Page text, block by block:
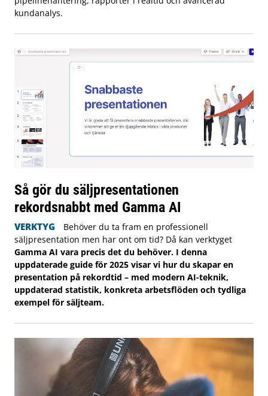
kundanalys.
Så gör du säljpresentationen
rekordsnabbt med Gamma AI
VERKTYG
Behöver du ta fram en professionell
säljpresentation men har ont om tid? Då kan verktyget
Gamma AI vara precis det du behöver. I denna
uppdaterade guide för 2025 visar vi hur du skapar en
presentation på rekordtid – med modern AI-teknik,
uppdaterad statistik, konkreta arbetsflöden och tydliga
exempel för säljteam.